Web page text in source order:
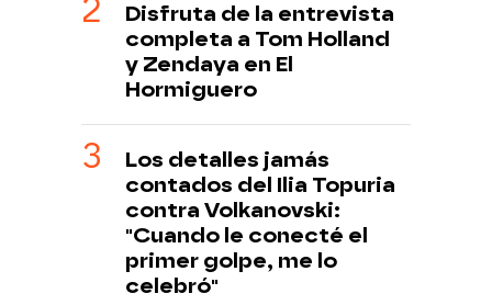
Disfruta de la entrevista
completa a Tom Holland
y Zendaya en El
Hormiguero
Los detalles jamás
contados del Ilia Topuria
contra Volkanovski:
"Cuando le conecté el
primer golpe, me lo
celebró"